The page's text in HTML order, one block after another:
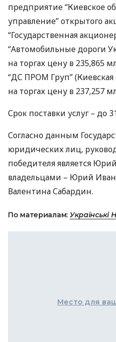
предприятие “Киевское
управление” открытого
“Государственная
“Автомобильные дороги
на торгах цену в 235,865
“ДС ПРОМ Груп”
на торгах цену в 237,257
Срок поставки услуг – до
Согласно данным
юридических лиц,
победителя является
владельцами – Юрий
Валентина Сабардин.
По материалам: Українські
Место для